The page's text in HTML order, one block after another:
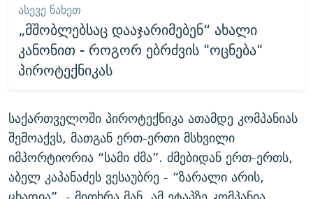
ᲐᲡᲔᲕᲔ ᲜᲐᲮᲔᲗ
„მშობლებსაც დააჯარიმებენ“ ახალი
კანონით - როგორ ებრძვის "ოცნება"
პიროტექნიკას
საქართველოში პიროტექნიკა ათამდე კომპანიას
შემოაქვს, მათგან ერთ-ერთი მსხვილი
იმპორტიორია “სამი ძმა”. ძმებიდან ერთ-ერთს,
აბელ კაპანაძეს ვესაუბრე - “ზარალი არის,